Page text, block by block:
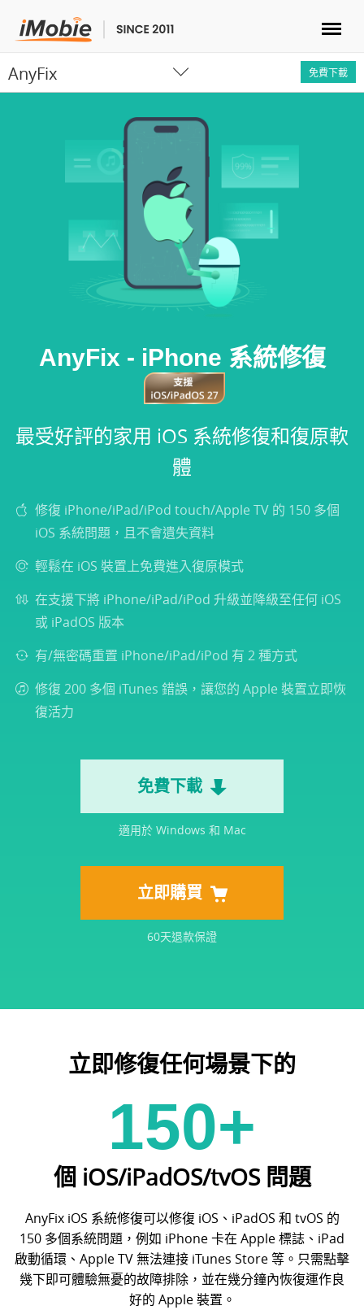
解鎖&復原
支援
AnyFix 免費下載
AnyFix - iPhone 系統修復
最受好評的家用 iOS 系統修復和復原軟
體
修復 iPhone/iPad/iPod touch/Apple TV 的 150 多個
iOS 系統問題，且不會遺失資料
輕鬆在 iOS 裝置上免費進入復原模式
在支援下將 iPhone/iPad/iPod 升級並降級至任何 iOS
或 iPadOS 版本
有/無密碼重置 iPhone/iPad/iPod 有 2 種方式
修復 200 多個 iTunes 錯誤，讓您的 Apple 裝置立即恢
復活力
免費下載
適用於 Windows 和 Mac
立即購買
60天退款保證
立即修復任何場景下的
150+
個 iOS/iPadOS/tvOS 問題
AnyFix iOS 系統修復可以修復 iOS、iPadOS 和 tvOS 的
150 多個系統問題，例如 iPhone 卡在 Apple 標誌、iPad
啟動循環、Apple TV 無法連接 iTunes Store 等。只需點擊
幾下即可體驗無憂的故障排除，並在幾分鐘內恢復運作良
好的 Apple 裝置。